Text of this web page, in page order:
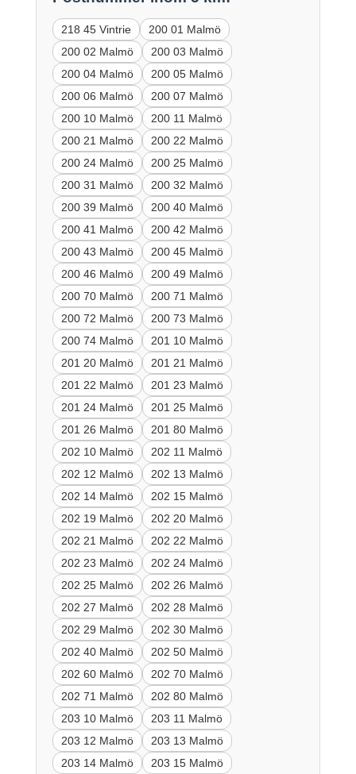
218 45 Vintrie
200 01 Malmö
200 02 Malmö
200 03 Malmö
200 04 Malmö
200 05 Malmö
200 06 Malmö
200 07 Malmö
200 10 Malmö
200 11 Malmö
200 21 Malmö
200 22 Malmö
200 24 Malmö
200 25 Malmö
200 31 Malmö
200 32 Malmö
200 39 Malmö
200 40 Malmö
200 41 Malmö
200 42 Malmö
200 43 Malmö
200 45 Malmö
200 46 Malmö
200 49 Malmö
200 70 Malmö
200 71 Malmö
200 72 Malmö
200 73 Malmö
200 74 Malmö
201 10 Malmö
201 20 Malmö
201 21 Malmö
201 22 Malmö
201 23 Malmö
201 24 Malmö
201 25 Malmö
201 26 Malmö
201 80 Malmö
202 10 Malmö
202 11 Malmö
202 12 Malmö
202 13 Malmö
202 14 Malmö
202 15 Malmö
202 19 Malmö
202 20 Malmö
202 21 Malmö
202 22 Malmö
202 23 Malmö
202 24 Malmö
202 25 Malmö
202 26 Malmö
202 27 Malmö
202 28 Malmö
202 29 Malmö
202 30 Malmö
202 40 Malmö
202 50 Malmö
202 60 Malmö
202 70 Malmö
202 71 Malmö
202 80 Malmö
203 10 Malmö
203 11 Malmö
203 12 Malmö
203 13 Malmö
203 14 Malmö
203 15 Malmö